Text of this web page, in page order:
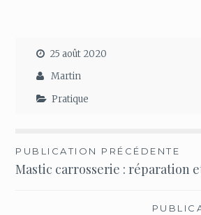
25 août 2020
Martin
Pratique
Navigation
de
PUBLICATION PRÉCÉDENTE
Mastic carrosserie : réparation